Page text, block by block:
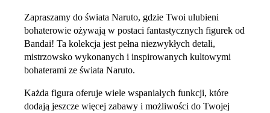
Zapraszamy do świata Naruto, gdzie Twoi ulubieni
bohaterowie ożywają w postaci fantastycznych figurek od
Bandai! Ta kolekcja jest pełna niezwykłych detali,
mistrzowsko wykonanych i inspirowanych kultowymi
bohaterami ze świata Naruto.
Każda figura oferuje wiele wspaniałych funkcji, które
dodają jeszcze więcej zabawy i możliwości do Twojej